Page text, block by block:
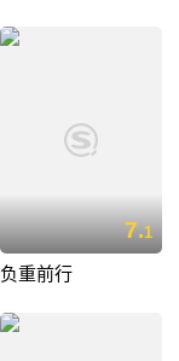
7.1
负重前行